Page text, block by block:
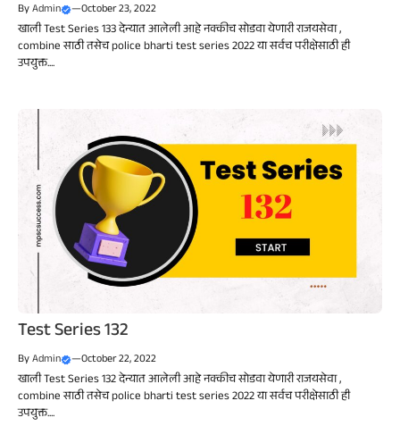
ByAdmin —October 23, 2022
खाली Test Series 133 देन्यात आलेली आहे नक्कीच सोडवा येणारी राजयसेवा ,
combine साठी तसेच police bharti test series 2022 या सर्वच परीक्षेसाठी ही
उपयुक्त....
Test Series 132
ByAdmin —October 22, 2022
खाली Test Series 132 देन्यात आलेली आहे नक्कीच सोडवा येणारी राजयसेवा ,
combine साठी तसेच police bharti test series 2022 या सर्वच परीक्षेसाठी ही
उपयुक्त....